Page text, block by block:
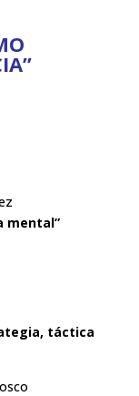
mental”
táctica